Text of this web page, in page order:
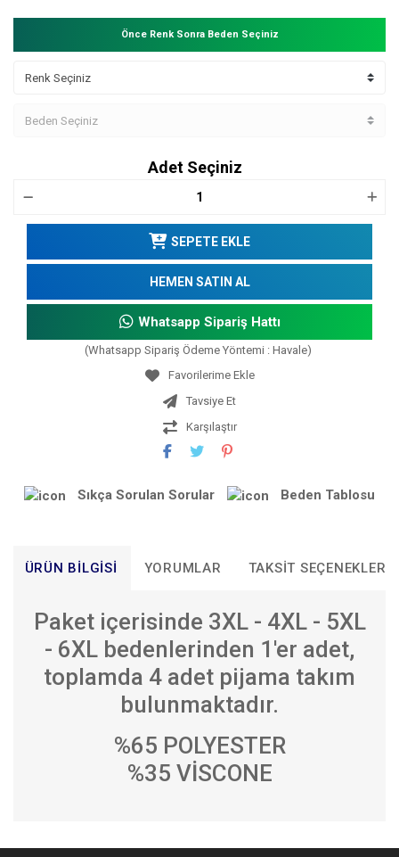
Önce Renk Sonra Beden Seçiniz
Adet Seçiniz
SEPETE EKLE
HEMEN SATIN AL
Whatsapp Sipariş Hattı
(Whatsapp Sipariş Ödeme Yöntemi : Havale)
Tavsiye Et
Karşılaştır
Sıkça Sorulan Sorular Beden Tablosu
ÜRÜN BILGISI YORUMLAR TAKSIT SEÇENEKLERI
Paket içerisinde 3XL - 4XL - 5XL
- 6XL bedenlerinden 1'er adet,
toplamda 4 adet pijama takım
bulunmaktadır.
%65 POLYESTER
%35 VİSCONE
Bu ürünün fiyat bilgisi, resim, ürün açıklamalarında ve diğer